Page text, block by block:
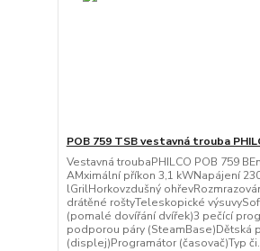
POB 759 TSB vestavná trouba
Vestavná troubaPHILCO POB 759
AMximální příkon 3,1 kWNapájení
lGrilHorkovzdušný
drátěné roštyTeleskopické
(pomalé dovířání dvířek)3 pečící
podporou páry (SteamBase)Dětská
(displej)Programátor (časovač)Typ